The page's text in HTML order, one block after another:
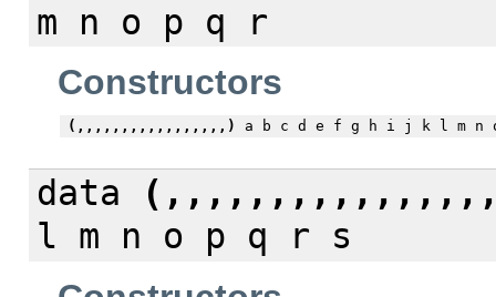
m n o p q r
Constructors
(,,,,,,,,,,,,,,,,,) a b c d e f g h i j k l m n
data
l m n o p q r s